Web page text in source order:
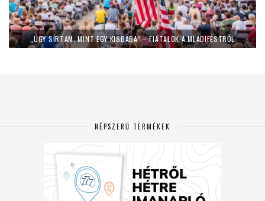
„ÚGY SÍRTAM, MINT EGY KISBABA” – FIATALOK A MLADIFESTRŐL
NÉPSZERŰ TERMÉKEK